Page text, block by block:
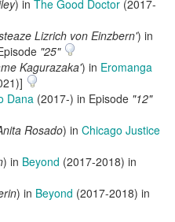
) in The Good Doctor (2017-
Lizrich von Einzbern') in
"25"
Kagurazaka') in Eromanga
Dana (2017-) in Episode "12"
Rosado) in Chicago Justice
) in Beyond (2017-2018) in
) in Beyond (2017-2018) in